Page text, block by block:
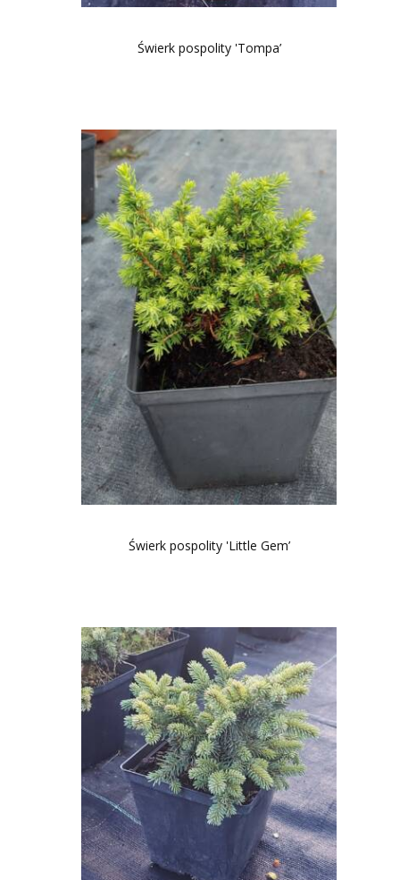
Świerk pospolity 'Tompa’
Świerk pospolity 'Little Gem’